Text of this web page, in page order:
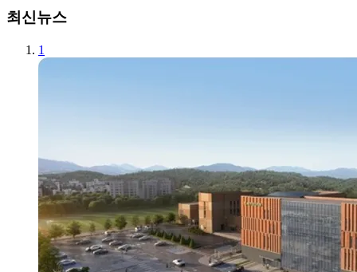
최신뉴스
1